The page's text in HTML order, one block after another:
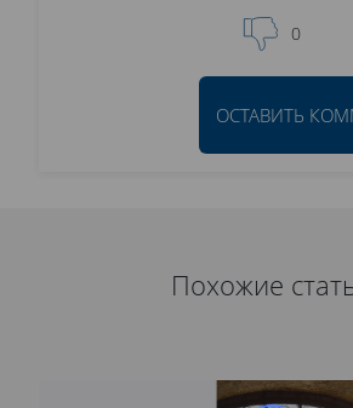
0
ОСТАВИТЬ
Похожие